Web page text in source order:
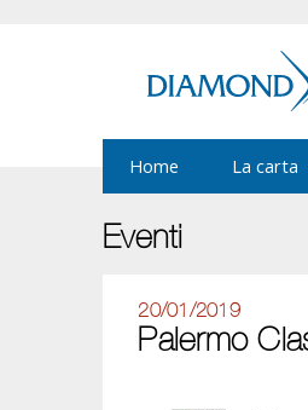
Home La carta
Eventi
20/01/2019
Palermo